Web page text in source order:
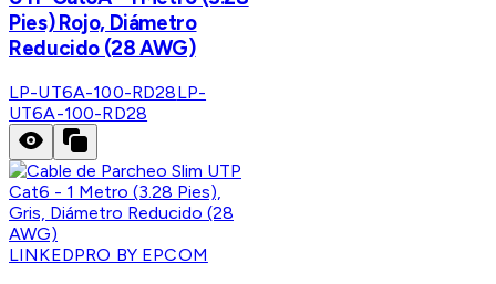
Pies) Rojo, Diámetro
Reducido (28 AWG)
LP-UT6A-100-RD28LP-
UT6A-100-RD28
LINKEDPRO BY EPCOM